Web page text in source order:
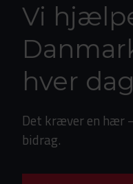
Vi
hver
Det kræver en hær
bidrag.